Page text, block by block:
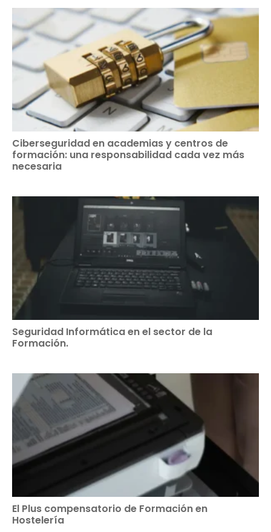
Ciberseguridad en academias y centros de
formación: una responsabilidad cada vez más
necesaria
Seguridad Informática en el sector de la
Formación.
El Plus compensatorio de Formación en
Hostelería